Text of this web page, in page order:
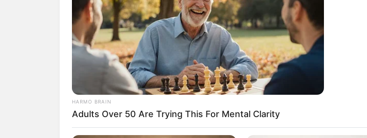
HARMO BRAIN
Adults Over 50 Are Trying This For Mental Clarity